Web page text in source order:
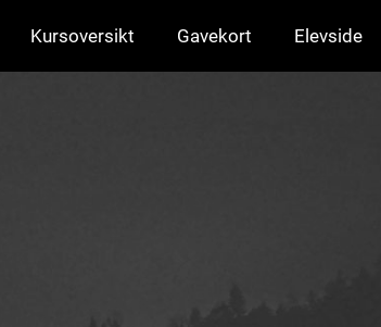
Kursoversikt Gavekort Elevside